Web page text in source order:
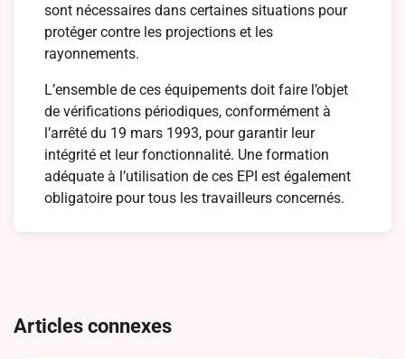
sont nécessaires dans certaines situations pour
protéger contre les projections et les
rayonnements.
L’ensemble de ces équipements doit faire l’objet
de vérifications périodiques, conformément à
l’arrêté du 19 mars 1993, pour garantir leur
intégrité et leur fonctionnalité. Une formation
adéquate à l’utilisation de ces EPI est également
obligatoire pour tous les travailleurs concernés.
de
Articles connexes